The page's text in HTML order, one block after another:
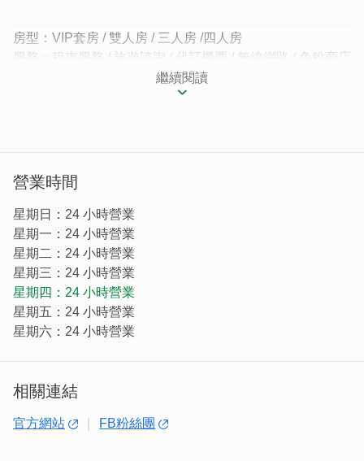
房型：VIP套房 / 雙人房 / 三人房 /四人房
服務：租車服務 / 旅遊諮詢 / 代訂機票 / 無線網路 / 免稅商店
距離金門最熱鬧的中興街與著名的模範老街，只需步行五分
繼續閱讀
營業時間
星期日：24 小時營業
星期一：24 小時營業
星期二：24 小時營業
星期三：24 小時營業
星期四：24 小時營業
星期五：24 小時營業
星期六：24 小時營業
相關連結
官方網站 FB粉絲團